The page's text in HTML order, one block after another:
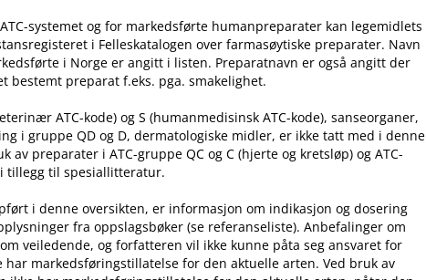
systemet og for markedsførte humanpreparater kan legemidlets
i Felleskatalogen over farmasøytiske preparater. Navn
i Norge er angitt i listen. Preparatnavn er også angitt der
bestemt preparat f.eks. pga. smakelighet.
ATC-kode) og S (humanmedisinsk ATC-kode), sanseorganer,
i gruppe QD og D, dermatologiske midler, er ikke tatt med i denne
av preparater i ATC-gruppe QC og C (hjerte og kretsløp) og ATC-
tillegg til spesiallitteratur.
i denne oversikten, er informasjon om indikasjon og dosering
fra oppslagsbøker (se referanseliste). Anbefalinger om
veiledende, og forfatteren vil ikke kunne påta seg ansvaret for
har markedsføringstillatelse for den aktuelle arten. Ved bruk av